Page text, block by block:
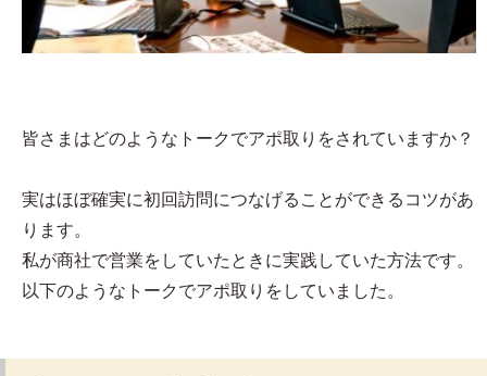
皆さまはどのようなトークでアポ取りをされていますか？
実はほぼ確実に初回訪問につなげることができるコツがあ
ります。
私が商社で営業をしていたときに実践していた方法です。
以下のようなトークでアポ取りをしていました。